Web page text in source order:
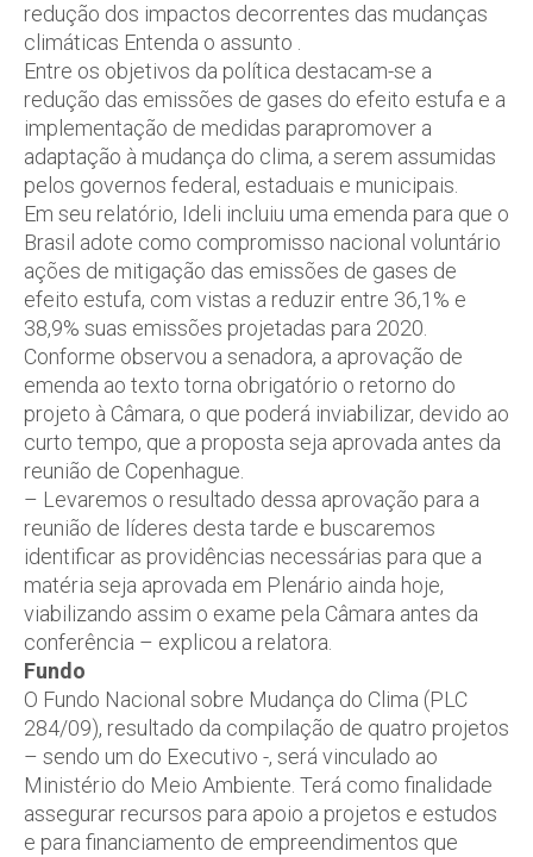
redução dos impactos decorrentes das mudanças
climáticas Entenda o assunto .
Entre os objetivos da política destacam-se a
redução das emissões de gases do efeito estufa e a
implementação de medidas parapromover a
adaptação à mudança do clima, a serem assumidas
pelos governos federal, estaduais e municipais.
Em seu relatório, Ideli incluiu uma emenda para que o
Brasil adote como compromisso nacional voluntário
ações de mitigação das emissões de gases de
efeito estufa, com vistas a reduzir entre 36,1% e
38,9% suas emissões projetadas para 2020.
Conforme observou a senadora, a aprovação de
emenda ao texto torna obrigatório o retorno do
projeto à Câmara, o que poderá inviabilizar, devido ao
curto tempo, que a proposta seja aprovada antes da
reunião de Copenhague.
– Levaremos o resultado dessa aprovação para a
reunião de líderes desta tarde e buscaremos
identificar as providências necessárias para que a
matéria seja aprovada em Plenário ainda hoje,
viabilizando assim o exame pela Câmara antes da
conferência – explicou a relatora.
Fundo
O Fundo Nacional sobre Mudança do Clima (PLC
284/09), resultado da compilação de quatro projetos
– sendo um do Executivo -, será vinculado ao
Ministério do Meio Ambiente. Terá como finalidade
assegurar recursos para apoio a projetos e estudos
e para financiamento de empreendimentos que